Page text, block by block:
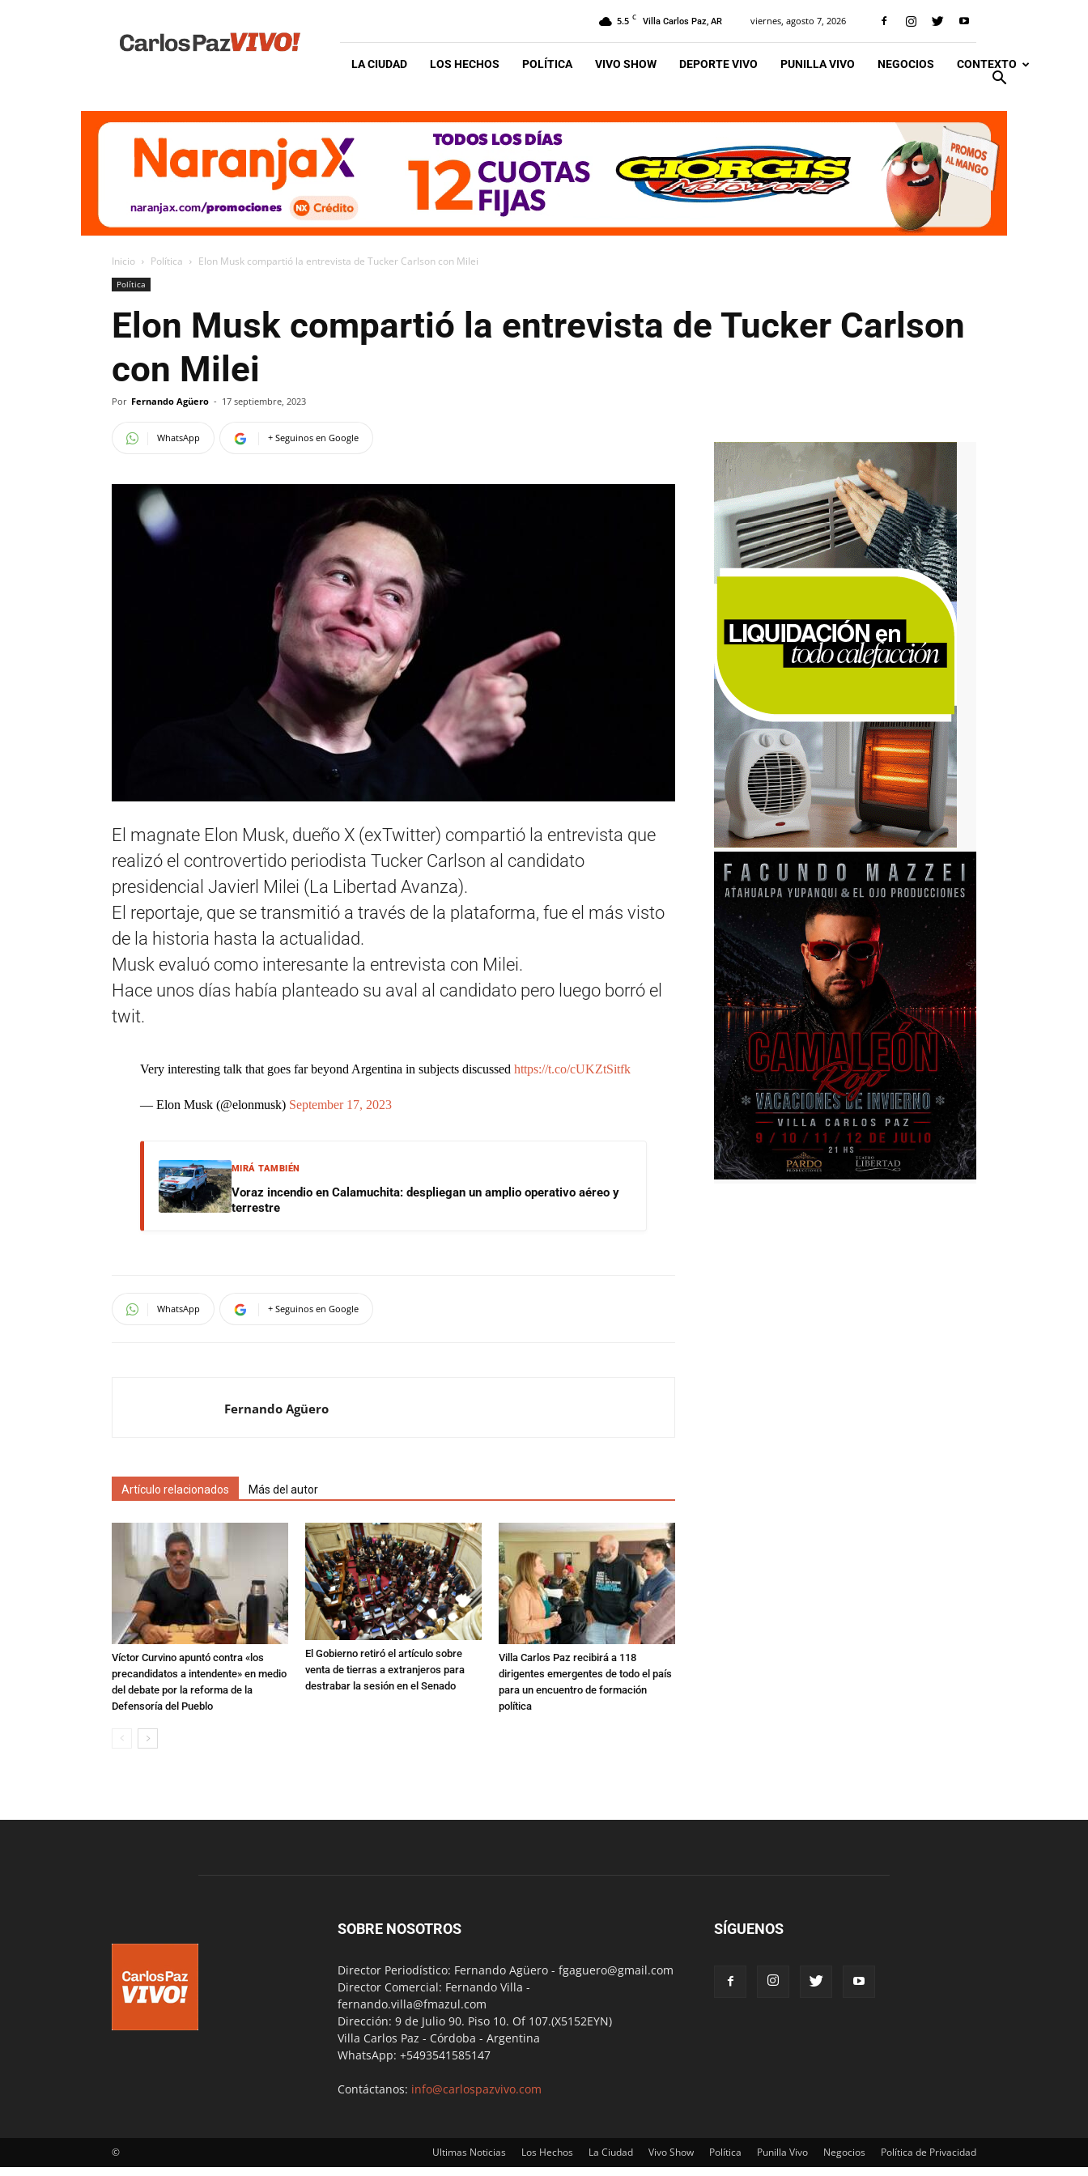
Vivo
5.5 C Villa Carlos Paz, AR viernes, agosto 7, 2026
LA CIUDAD LOS HECHOS POLÍTICA VIVO SHOW DEPORTE VIVO PUNILLA VIVO NEGOCIOS CONTEXTO
Inicio Política Elon Musk compartió la entrevista de Tucker Carlson con Milei
Política
Elon Musk compartió la entrevista de Tucker Carlson
con Milei
Por Fernando Agüero - 17 septiembre, 2023
WhatsApp + Seguinos en Google
El magnate Elon Musk, dueño X (exTwitter) compartió la entrevista que
realizó el controvertido periodista Tucker Carlson al candidato
presidencial Javierl Milei (La Libertad Avanza).
El reportaje, que se transmitió a través de la plataforma, fue el más visto
de la historia hasta la actualidad.
Musk evaluó como interesante la entrevista con Milei.
Hace unos días había planteado su aval al candidato pero luego borró el
twit.
Very interesting talk that goes far beyond Argentina in subjects discussed https://t.co/cUKZtSitfk
— Elon Musk (@elonmusk) September 17, 2023
MIRÁ TAMBIÉN
Voraz incendio en Calamuchita: despliegan un amplio operativo aéreo y
terrestre
WhatsApp + Seguinos en Google
Fernando Agüero
Artículo relacionados Más del autor
Víctor Curvino apuntó contra «los
precandidatos a intendente» en medio
del debate por la reforma de la
Defensoría del Pueblo
El Gobierno retiró el artículo sobre
venta de tierras a extranjeros para
destrabar la sesión en el Senado
Villa Carlos Paz recibirá a 118
dirigentes emergentes de todo el país
para un encuentro de formación
política
SOBRE NOSOTROS
Director Periodístico: Fernando Agüero - fgaguero@gmail.com
Director Comercial: Fernando Villa -
fernando.villa@fmazul.com
Dirección: 9 de Julio 90. Piso 10. Of 107.(X5152EYN)
Villa Carlos Paz - Córdoba - Argentina
WhatsApp: +5493541585147
Contáctanos: info@carlospazvivo.com
SÍGUENOS
Ultimas Noticias Los Hechos La Ciudad Vivo Show Política Punilla Vivo Negocios Política de Privacidad
©